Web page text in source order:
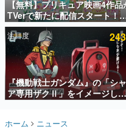
インタビュー
連載・特集一
殿堂入り記事
SNS拡散数が数
ど。多くの人々
事をまとめました
名作ゲームクリ
【無料】プリキュア映画4作品
TVerで新たに配信スタート！
んと2018年～2024年の映画ほ
すべてが見放題に、ぶっちゃけ
ありえないラインナップ
注目度
『機動戦士ガンダム』の「シャ
ア専用ザクⅡ」をイメージした
散水ホースリールが予約開始。
ークやジオン公国軍のエンブレ
ホーム ニュース